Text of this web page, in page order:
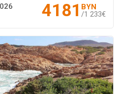
4181 BYN
/1 233€